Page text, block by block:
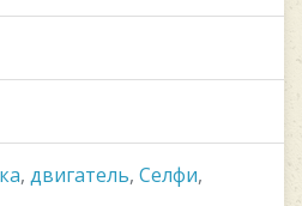
, двигатель, Селфи,